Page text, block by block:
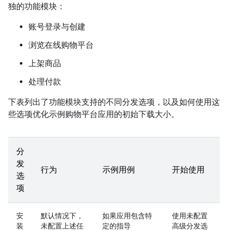
独的功能模块：
账号登录与创建
浏览在线购物平台
上架商品
处理付款
下表列出了功能模块支持的不同分发选项，以及如何使用这
些选项优化示例购物平台应用的初始下载大小。
分
发
选
项
行为 示例用例 开始使用
安
装
默认情况下，
未配置上述任
如果应用包含特
定的指导
使用未配置
高级分发选